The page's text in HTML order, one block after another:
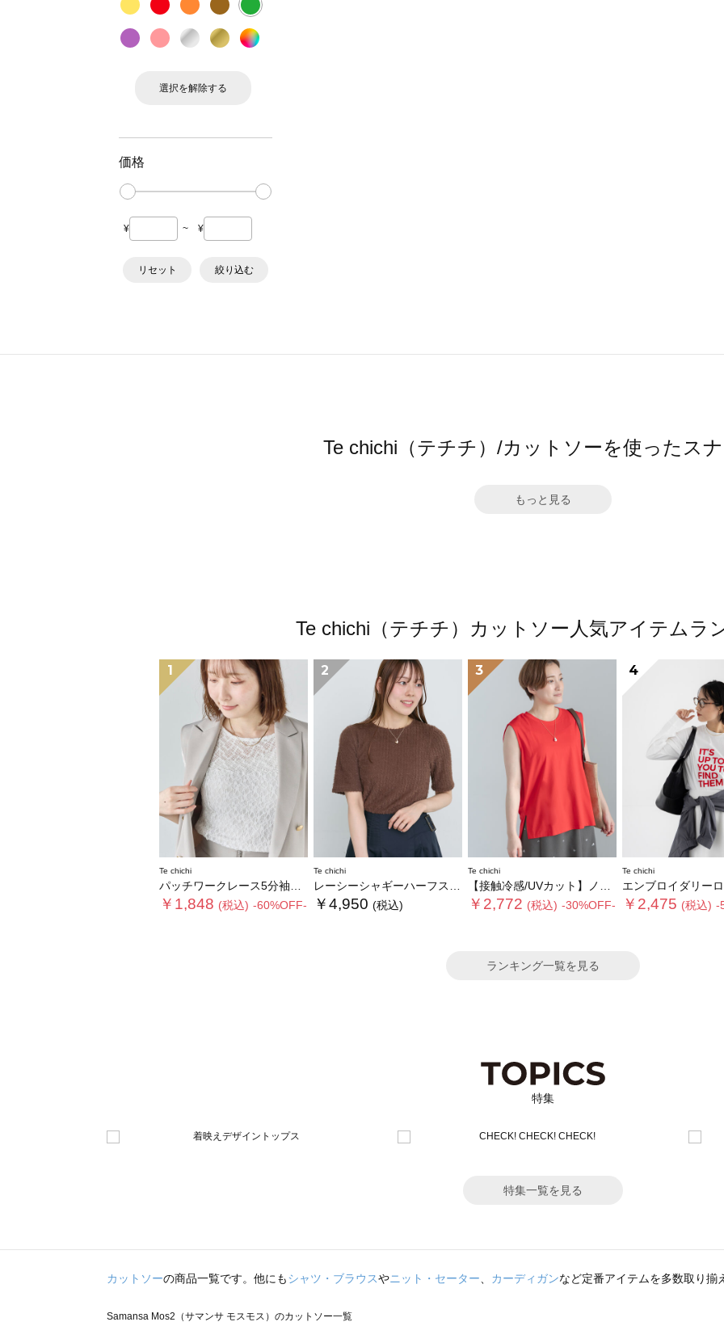
選択を解除する
価格
¥ ~ ¥
リセット 絞り込む
Te chichi（テチチ）/カットソーを使ったス
もっと見る
Te chichi（テチチ）カットソー人気アイテムラ
1
Te chichi
パッチワークレース5分袖トップス
￥1,848 (税込) -60%OFF-
2
Te chichi
レーシーシャギーハーフスリーブトップス
￥4,950 (税込)
3
Te chichi
【接触冷感/UVカット】ノースリチュニック
￥2,772 (税込) -30%OFF-
4
Te chichi
エンブロイダリーロゴ
￥2,475 (税込) -
ランキング一覧を見る
特集
特集一覧を見る
カットソーの商品一覧です。他にもシャツ・ブラウスやニット・セーター、 カーディガンなど定番アイテムを多数取り揃
Samansa Mos2（サマンサ モスモス）のカットソー一覧